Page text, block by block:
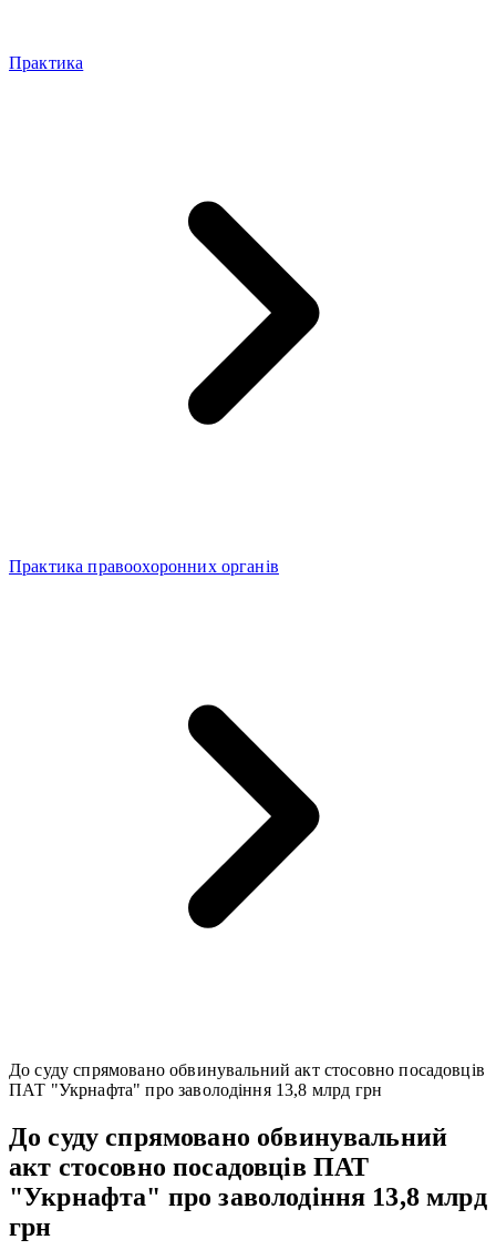
Практика
Практика правоохоронних органів
До суду спрямовано обвинувальний акт стосовно посадовців
ПАТ "Укрнафта" про заволодіння 13,8 млрд грн
До суду спрямовано обвинувальний
акт стосовно посадовців ПАТ
"Укрнафта" про заволодіння 13,8 млрд
грн